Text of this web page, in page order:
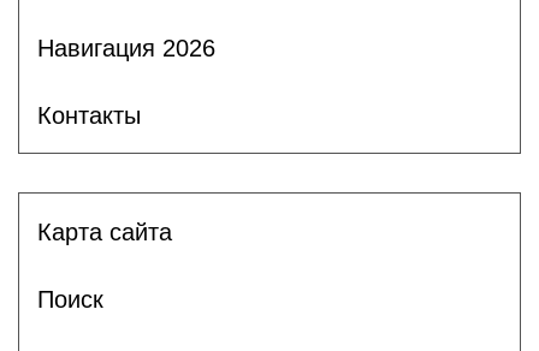
Навигация 2026
Контакты
Карта сайта
Поиск